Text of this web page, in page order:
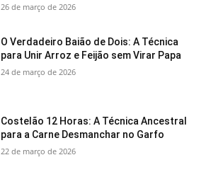
26 de março de 2026
O Verdadeiro Baião de Dois: A Técnica
para Unir Arroz e Feijão sem Virar Papa
24 de março de 2026
Costelão 12 Horas: A Técnica Ancestral
para a Carne Desmanchar no Garfo
22 de março de 2026